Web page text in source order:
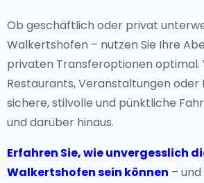
Ob geschäftlich oder privat
Walkertshofen – nutzen Sie Ihre
privaten Transferoptionen optimal.
Restaurants, Veranstaltungen oder
sichere, stilvolle und pünktliche
und darüber hinaus.
Erfahren Sie, wie unvergesslich
Walkertshofen sein können –